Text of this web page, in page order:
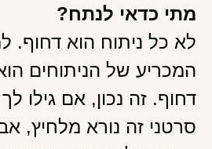
מתי כדאי לנתח?
לא כל ניתוח הוא דחוף.
המכריע של הניתוחים
דחוף. זה נכון, אם גילו
סרטני זה נורא מלחיץ,